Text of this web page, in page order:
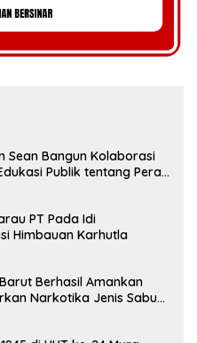
Sean Bangun Kolaborasi
Publik tentang Peran
PT Pada Idi
Himbauan Karhutla
Berhasil Amankan
Narkotika Jenis Sabu